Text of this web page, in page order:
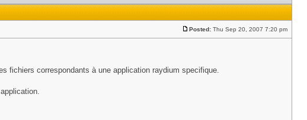
Posted: Thu Sep 20, 2007 7:20 pm
fichiers correspondants à une application raydium specifique.